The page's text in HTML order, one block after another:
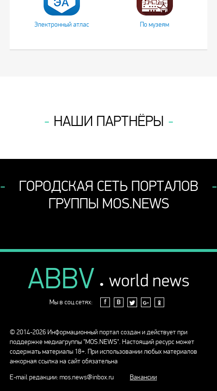
Электронный атлас По музеям
НАШИ ПАРТНЁРЫ
ГОРОДСКАЯ СЕТЬ ПОРТАЛОВ
ГРУППЫ MOS.NEWS
ABBV . world news
Мы в соц.сетях: f В
© 2014-2026 Информационный портал создан и действует при
поддержке медиагруппы "MOS.NEWS". Настоящий ресурс может
содержать материалы 18+. При использовании любых материалов
анкорная ссылка на сайт обязательна
E-mail редакции:mos.news@inbox.ru Вакансии